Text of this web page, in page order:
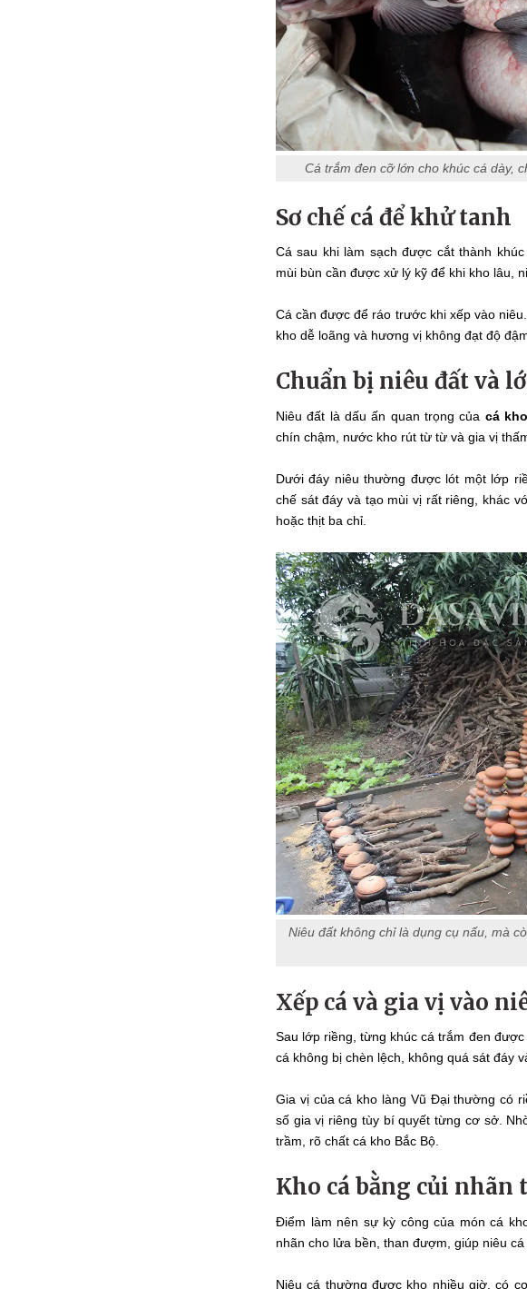
Cá trắm đen cỡ lớn cho khúc cá dày,
Sơ chế cá để khử tanh
Cá sau khi làm sạch được cắt thành
mùi bùn cần được xử lý kỹ để khi kho lâu,
Cá cần được để ráo trước khi xếp vào
kho dễ loãng và hương vị không đạt độ
Chuẩn bị niêu đất và
Niêu đất là dấu ấn quan trọng của cá
chín chậm, nước kho rút từ từ và gia vị
Dưới đáy niêu thường được lót một lớp
chế sát đáy và tạo mùi vị rất riêng, khác
hoặc thịt ba chỉ.
Niêu đất không chỉ là dụng cụ nấu, mà
Xếp cá và gia vị vào
Sau lớp riềng, từng khúc cá trắm đen
cá không bị chèn lệch, không quá sát đáy
Gia vị của cá kho làng Vũ Đại thường có
số gia vị riêng tùy bí quyết từng cơ sở.
trầm, rõ chất cá kho Bắc Bộ.
Kho cá bằng củi
Điểm làm nên sự kỳ công của món cá
nhãn cho lửa bền, than đượm, giúp niêu
Niêu cá thường được kho nhiều giờ, có